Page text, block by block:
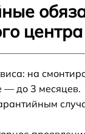
на
— до 3 месяцев.